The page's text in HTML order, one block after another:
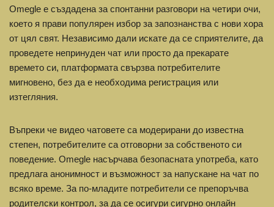
Omegle е създадена за спонтанни разговори на четири очи,
което я прави популярен избор за запознанства с нови хора
от цял свят. Независимо дали искате да се сприятелите, да
проведете непринуден чат или просто да прекарате
времето си, платформата свързва потребителите
мигновено, без да е необходима регистрация или
изтегляния.
Въпреки че видео чатовете са модерирани до известна
степен, потребителите са отговорни за собственото си
поведение. Omegle насърчава безопасната употреба, като
предлага анонимност и възможност за напускане на чат по
всяко време. За по-младите потребители се препоръчва
родителски контрол, за да се осигури сигурно онлайн